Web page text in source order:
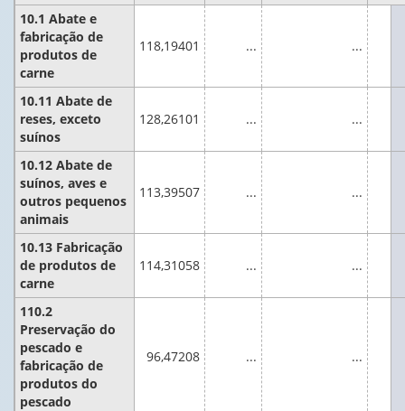
10.1 Abate e
fabricação de
produtos de
carne
118,19401 ... ...
10.11 Abate de
reses, exceto
suínos
128,26101 ... ...
10.12 Abate de
suínos, aves e
outros pequenos
animais
113,39507 ... ...
10.13 Fabricação
de produtos de
carne
114,31058 ... ...
110.2
Preservação do
pescado e
fabricação de
produtos do
pescado
96,47208 ... ...